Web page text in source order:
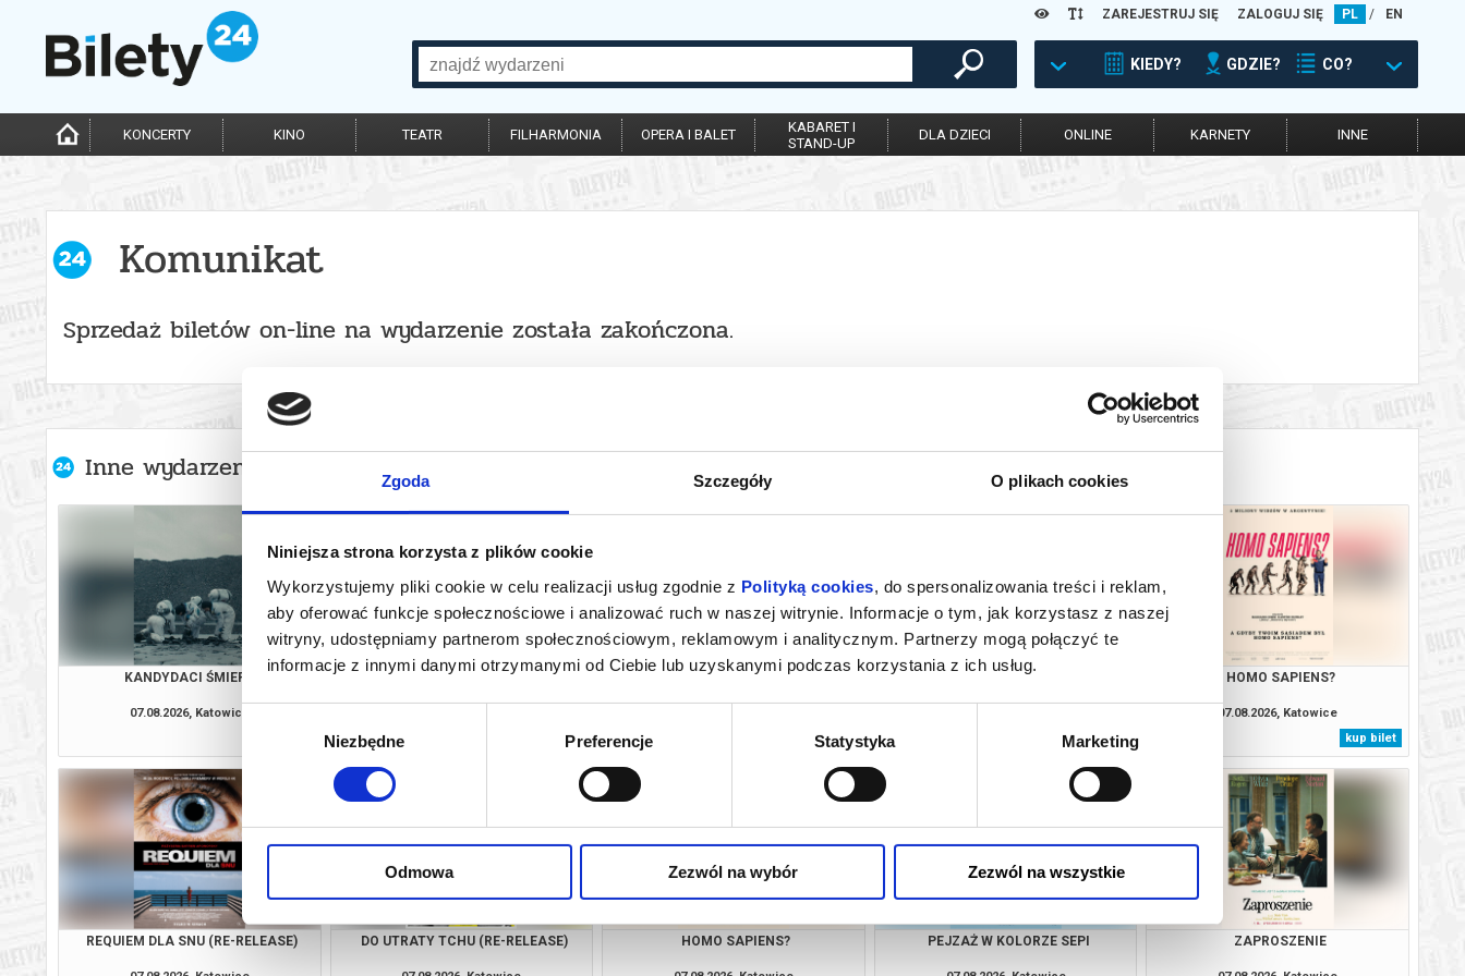
Zgoda Szczegóły O plikach cookies
Niniejsza strona korzysta z plików cookie
Wykorzystujemy pliki cookie w celu realizacji usług zgodnie z Polityką cookies, do spersonalizowania treści i reklam,
aby oferować funkcje społecznościowe i analizować ruch w naszej witrynie. Informacje o tym, jak korzystasz z naszej
witryny, udostępniamy partnerom społecznościowym, reklamowym i analitycznym. Partnerzy mogą połączyć te
informacje z innymi danymi otrzymanymi od Ciebie lub uzyskanymi podczas korzystania z ich usług.
Niezbędne Preferencje Statystyka Marketing
Odmowa Zezwól na wybór Zezwól na wszystkie
ZAREJESTRUJ SIĘ ZALOGUJ SIĘ PL / EN
KIEDY? GDZIE? CO?
KONCERTY KINO TEATR FILHARMONIA OPERA I BALET
KABARET I
STAND-UP
DLA DZIECI ONLINE KARNETY INNE
Komunikat
Sprzedaż biletów on-line na wydarzenie została zakończona.
Inne wydarzenia organizatora
KANDYDACI ŚMIERCI
07.08.2026, Katowice
OSTATNI KONSJERŻ
kup bilet
DRUGIE ŻYCIE
kup bilet
BAŁTYK
kup bilet
HOMO SAPIENS?
07.08.2026, Katowice
kup bilet
REQUIEM DLA SNU (RE-RELEASE) DO UTRATY TCHU (RE-RELEASE) HOMO SAPIENS? PEJZAŻ W KOLORZE SEPI ZAPROSZENIE